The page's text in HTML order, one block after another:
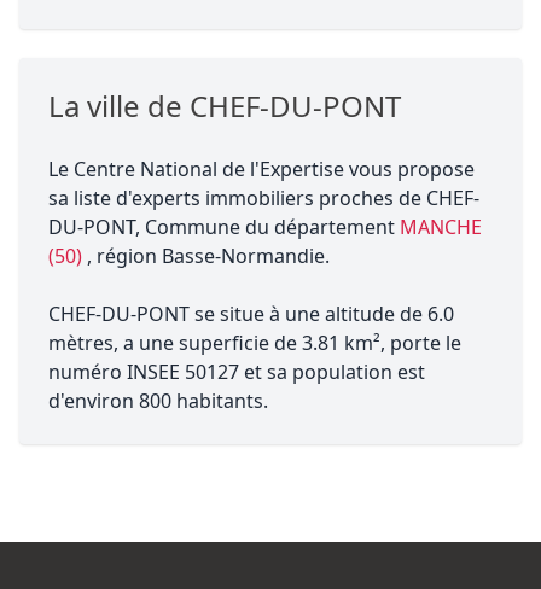
La ville de CHEF-DU-PONT
Le Centre National de l'Expertise vous propose
sa liste d'experts immobiliers proches de CHEF-
DU-PONT, Commune du département MANCHE
(50) , région Basse-Normandie.
CHEF-DU-PONT se situe à une altitude de 6.0
mètres, a une superficie de 3.81 km², porte le
numéro INSEE 50127 et sa population est
d'environ 800 habitants.